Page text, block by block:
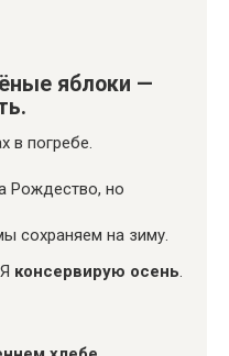
яблоки —
в погребе.
Рождество, но
сохраняем на зиму.
консервирую осень.